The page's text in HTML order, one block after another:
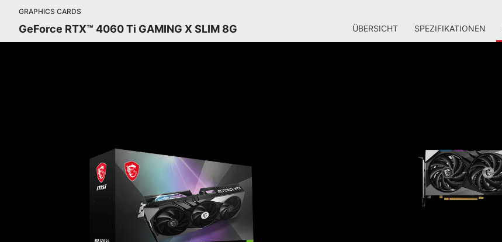
GRAPHICS CARDS
GeForce RTX™ 4060 Ti GAMING X SLIM 8G ÜBERSICHT SPEZIFIKATIONEN